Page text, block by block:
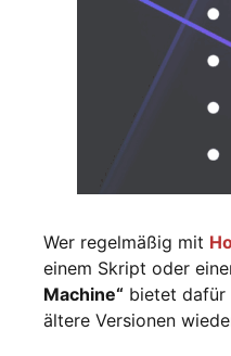
Wer regelmäßig mit
einem Skript oder
Machine“ bietet dafür
ältere Versionen